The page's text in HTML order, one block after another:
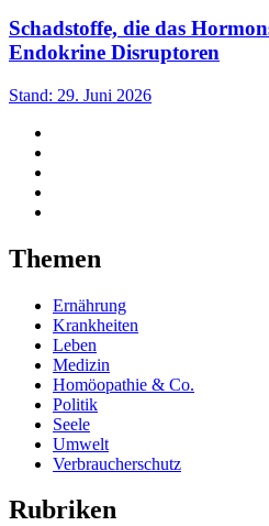
Schadstoffe, die das
Endokrine Disruptoren
Stand: 29. Juni 2026
Themen
Ernährung
Krankheiten
Leben
Medizin
Homöopathie & Co.
Politik
Seele
Umwelt
Verbraucherschutz
Rubriken